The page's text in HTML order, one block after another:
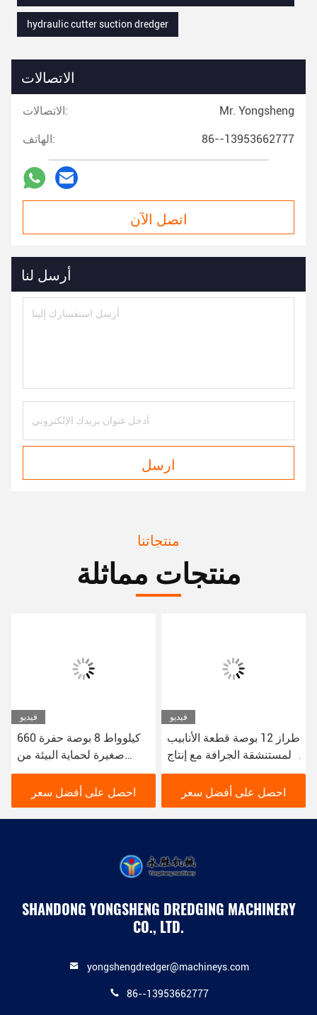
hydraulic cutter suction dredger
الاتصالات
الاتصالات: Mr. Yongsheng
الهاتف: 86--13953662777
اتصل الآن
أرسل لنا
ارسل
منتجاتنا
منتجات مماثلة
فيديو
660 كيلوواط 8 بوصة حفرة
صغيرة لحماية البيئة من
حفرة النهر الحضرية
احصل على أفضل سعر
فيديو
طراز 12 بوصة قطعة الأنابيب
المستنشقة الجرافة مع إنتاج
من 200 متر مكعب في
الساعةاحصل على أفضل سعر
SHANDONG YONGSHENG DREDGING MACHINERY
CO., LTD.
yongshengdredger@machineys.com
86--13953662777